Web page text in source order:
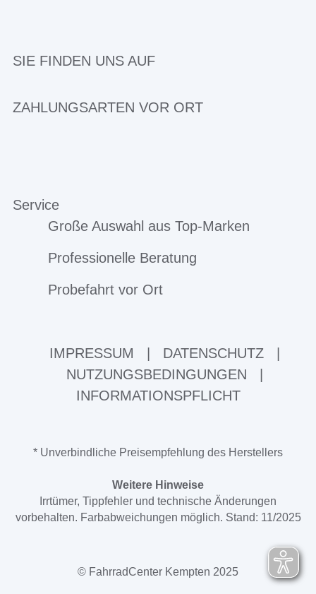
SIE FINDEN UNS AUF
ZAHLUNGSARTEN VOR ORT
Service
Große Auswahl aus Top-Marken
Professionelle Beratung
Probefahrt vor Ort
IMPRESSUM DATENSCHUTZ
NUTZUNGSBEDINGUNGEN
INFORMATIONSPFLICHT
* Unverbindliche Preisempfehlung des Herstellers
Weitere Hinweise
Irrtümer, Tippfehler und technische Änderungen
vorbehalten. Farbabweichungen möglich. Stand: 11/2025
© FahrradCenter Kempten 2025